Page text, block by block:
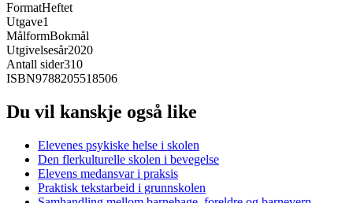
FormatHeftet
Utgave1
MålformBokmål
Utgivelsesår2020
Antall sider310
ISBN9788205518506
Du vil kanskje også like
Elevenes psykiske helse i skolen
Den flerkulturelle skolen i bevegelse
Elevens medansvar i praksis
Praktisk tekstarbeid i grunnskolen